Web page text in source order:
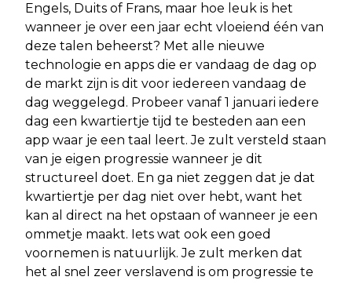
Engels, Duits of Frans, maar hoe leuk is het
wanneer je over een jaar echt vloeiend één van
deze talen beheerst? Met alle nieuwe
technologie en apps die er vandaag de dag op
de markt zijn is dit voor iedereen vandaag de
dag weggelegd. Probeer vanaf 1 januari iedere
dag een kwartiertje tijd te besteden aan een
app waar je een taal leert. Je zult versteld staan
van je eigen progressie wanneer je dit
structureel doet. En ga niet zeggen dat je dat
kwartiertje per dag niet over hebt, want het
kan al direct na het opstaan of wanneer je een
ommetje maakt. Iets wat ook een goed
voornemen is natuurlijk. Je zult merken dat
het al snel zeer verslavend is om progressie te